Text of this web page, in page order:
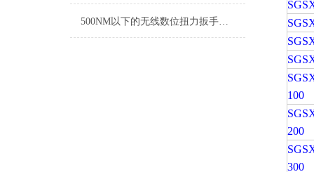
500NM以下的无线数位扭力扳手数据实时上传 车间质检用的无线扭力扳手品牌
100
200
300